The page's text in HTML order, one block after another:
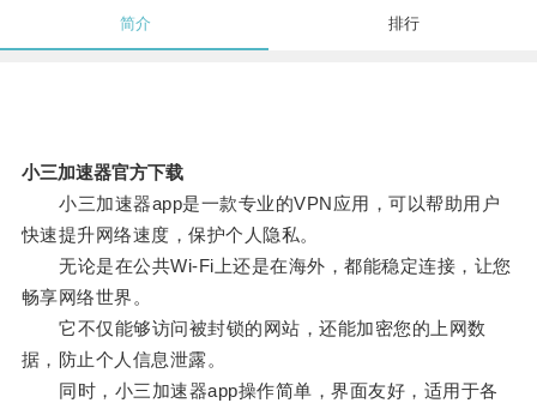
简介 排行
小三加速器官方下载
小三加速器app是一款专业的VPN应用，可以帮助用户
快速提升网络速度，保护个人隐私。
无论是在公共Wi-Fi上还是在海外，都能稳定连接，让您
畅享网络世界。
它不仅能够访问被封锁的网站，还能加密您的上网数
据，防止个人信息泄露。
同时，小三加速器app操作简单，界面友好，适用于各